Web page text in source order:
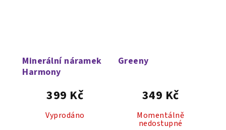
Minerální náramek
Harmony
Vyprodáno
399 Kč
Greeny
Momentálně
nedostupné
349 Kč